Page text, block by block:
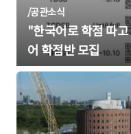
/공관소식
"한국어로 학점 따
어 학점반 모집